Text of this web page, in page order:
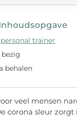
trainer
behalen
veel mensen
corona sleur zorgt